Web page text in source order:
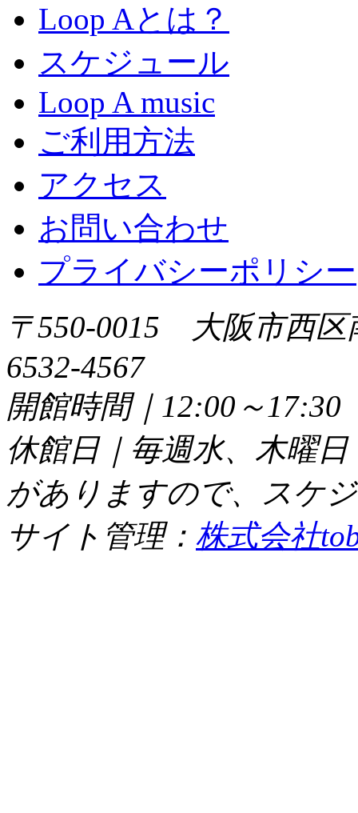
Loop Aとは？
スケジュール
Loop A music
ご利用方法
アクセス
お問い合わせ
プライバシーポリシー
〒550-0015 大阪市西
6532-4567
開館時間｜12:00～
休館日｜毎週水、木曜
がありますので、スケ
サイト管理： 株式会社